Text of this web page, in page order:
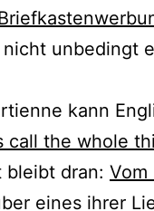
unbe­dingt
kann
call the who­le
bleibt dran: Vom
eines ihrer